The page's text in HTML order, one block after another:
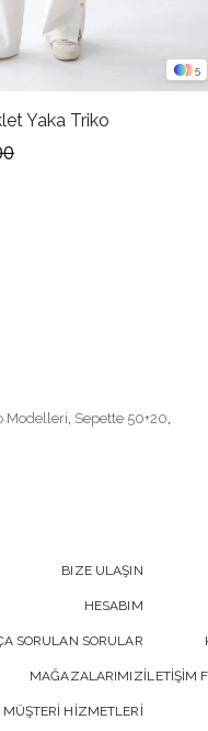
5
Yaka Triko
Modelleri, Sepette 50+20,
BIZE ULAŞIN
HESABIM
SORULAN SORULAR
MAĞAZALARIMIZ
MÜŞTERİ HİZMETLERİ
İLETİŞİM